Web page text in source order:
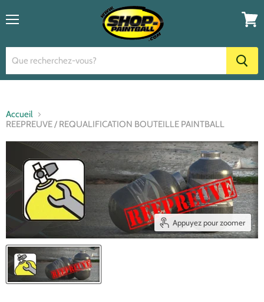
panier
Accueil
REEPREUVE / REQUALIFICATION BOUTEILLE PAINTBALL
Appuyez pour zoomer